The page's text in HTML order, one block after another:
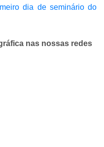
dia de seminário do
nas nossas redes